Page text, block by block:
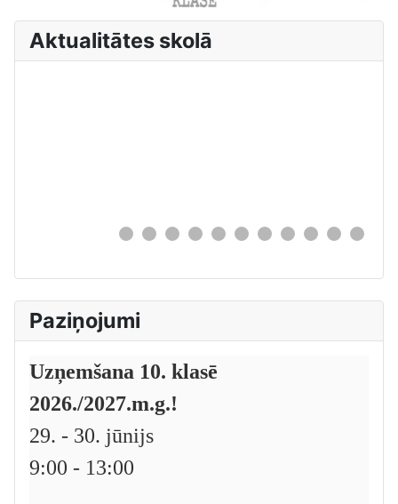
Aktualitātes skolā
Paziņojumi
Uzņemšana 10. klasē
2026./2027.m.g.!
29. - 30. jūnijs
9:00 - 13:00